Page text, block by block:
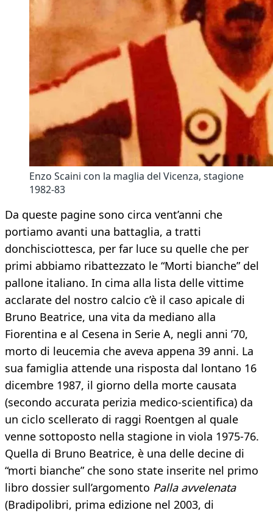
Enzo Scaini con la maglia del Vicenza, stagione
1982-83
Da queste pagine sono circa vent’anni che
portiamo avanti una battaglia, a tratti
donchisciottesca, per far luce su quelle che per
primi abbiamo ribattezzato le “Morti bianche” del
pallone italiano. In cima alla lista delle vittime
acclarate del nostro calcio c’è il caso apicale di
Bruno Beatrice, una vita da mediano alla
Fiorentina e al Cesena in Serie A, negli anni ’70,
morto di leucemia che aveva appena 39 anni. La
sua famiglia attende una risposta dal lontano 16
dicembre 1987, il giorno della morte causata
(secondo accurata perizia medico-scientifica) da
un ciclo scellerato di raggi Roentgen al quale
venne sottoposto nella stagione in viola 1975-76.
Quella di Bruno Beatrice, è una delle decine di
“morti bianche” che sono state inserite nel primo
libro dossier sull’argomento Palla avvelenata
(Bradipolibri, prima edizione nel 2003, di